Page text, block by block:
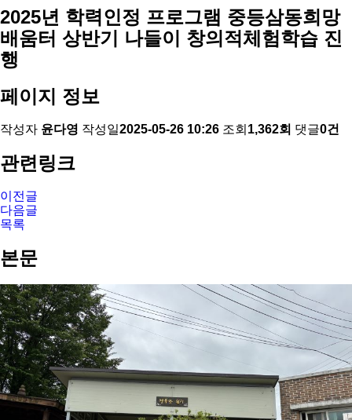
2025년 학력인정 프로그램 중등삼동희망
배움터 상반기 나들이 창의적체험학습 진
행
페이지 정보
작성자 윤다영 작성일2025-05-26 10:26 조회 1,362회 댓글0건
관련링크
이전글
다음글
목록
본문